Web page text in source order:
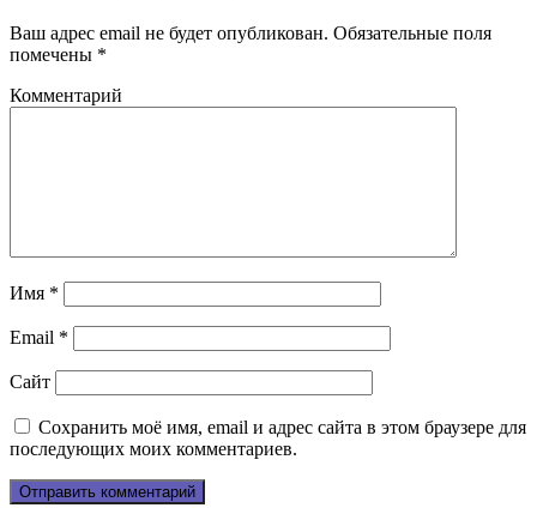
Ваш адрес email не будет опубликован. Обязательные поля
помечены *
Комментарий
Имя *
Email *
Сайт
Сохранить моё имя, email и адрес сайта в этом браузере для
последующих моих комментариев.